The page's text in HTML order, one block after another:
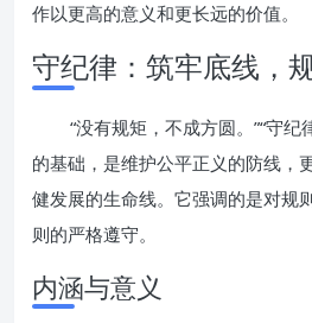
作以更高的意义和更长远的价值。
守纪律：筑牢底线，
“没有规矩，不成方圆。”“守
的基础，是维护公平正义的防线，
健发展的生命线。它强调的是对规
则的严格遵守。
内涵与意义